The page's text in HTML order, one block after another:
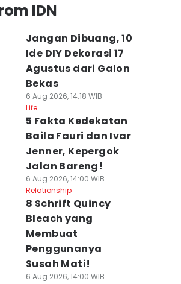
IDN
Jangan Dibuang, 10
Ide DIY Dekorasi 17
Agustus dari Galon
Bekas
6 Aug 2026, 14:18 WIB
Life
5 Fakta Kedekatan
Baila Fauri dan Ivar
Jenner, Kepergok
Jalan Bareng!
6 Aug 2026, 14:00 WIB
Relationship
8 Schrift Quincy
Bleach yang
Membuat
Penggunanya
Susah Mati!
6 Aug 2026, 14:00 WIB